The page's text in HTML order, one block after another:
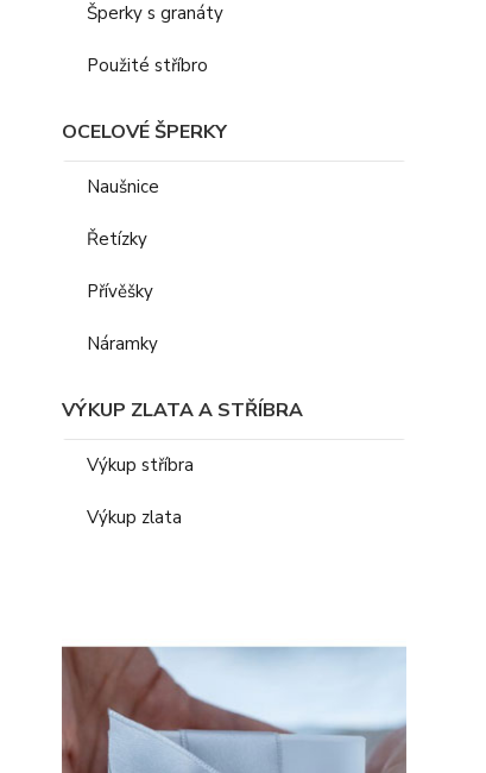
Šperky s granáty
Použité stříbro
OCELOVÉ ŠPERKY
Naušnice
Řetízky
Přívěšky
Náramky
VÝKUP ZLATA A STŘÍBRA
Výkup stříbra
Výkup zlata